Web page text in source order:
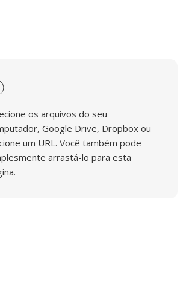
os arquivos do seu
Google Drive, Dropbox ou
um URL. Você também pode
arrastá-lo para esta